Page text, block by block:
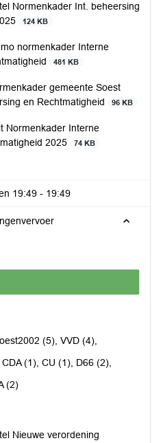
Normenkader Int. beheersing
124 KB
normenkader Interne
481 KB
gemeente Soest
en Rechtmatigheid
96 KB
Normenkader Interne
2025
74 KB
19:49 - 19:49
(5), VVD (4),
(1), CU (1), D66 (2),
(2)
Nieuwe verordening